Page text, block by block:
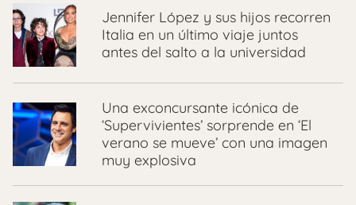
Jennifer López y sus hijos recorren
Italia en un último viaje juntos
antes del salto a la universidad
Una exconcursante icónica de
‘Supervivientes’ sorprende en ‘El
verano se mueve’ con una imagen
muy explosiva